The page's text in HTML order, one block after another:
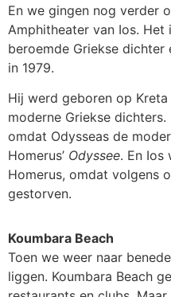
En we gingen nog verder
Amphitheater van Ios. Het
beroemde Griekse
in 1979.
Hij werd geboren op
moderne Griekse
omdat Odysseas de
Homerus’ Odyssee. En
Homerus, omdat volgens
gestorven.
Koumbara Beach
Toen we weer naar
liggen. Koumbara Beach